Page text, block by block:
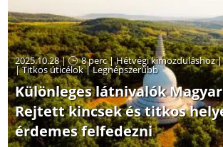
2025.10.28 | 8 perc|Hétvégi kimozduláshoz
|Titkos úticélok|Legnépszerűbb
Különleges látnivalók
Rejtett kincsek és titkos
érdemes felfedezni